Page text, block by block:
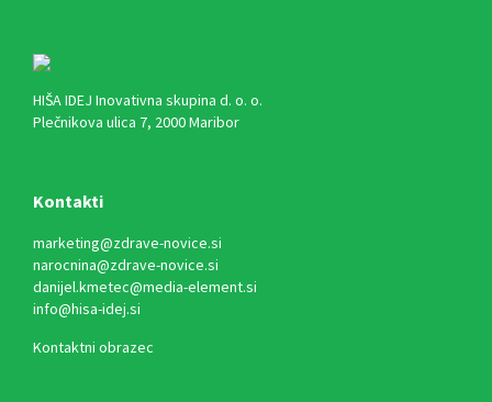
HIŠA IDEJ Inovativna skupina d. o. o.
Plečnikova ulica 7, 2000 Maribor
Kontakti
marketing@zdrave-novice.si
narocnina@zdrave-novice.si
danijel.kmetec@media-element.si
info@hisa-idej.si
Kontaktni obrazec